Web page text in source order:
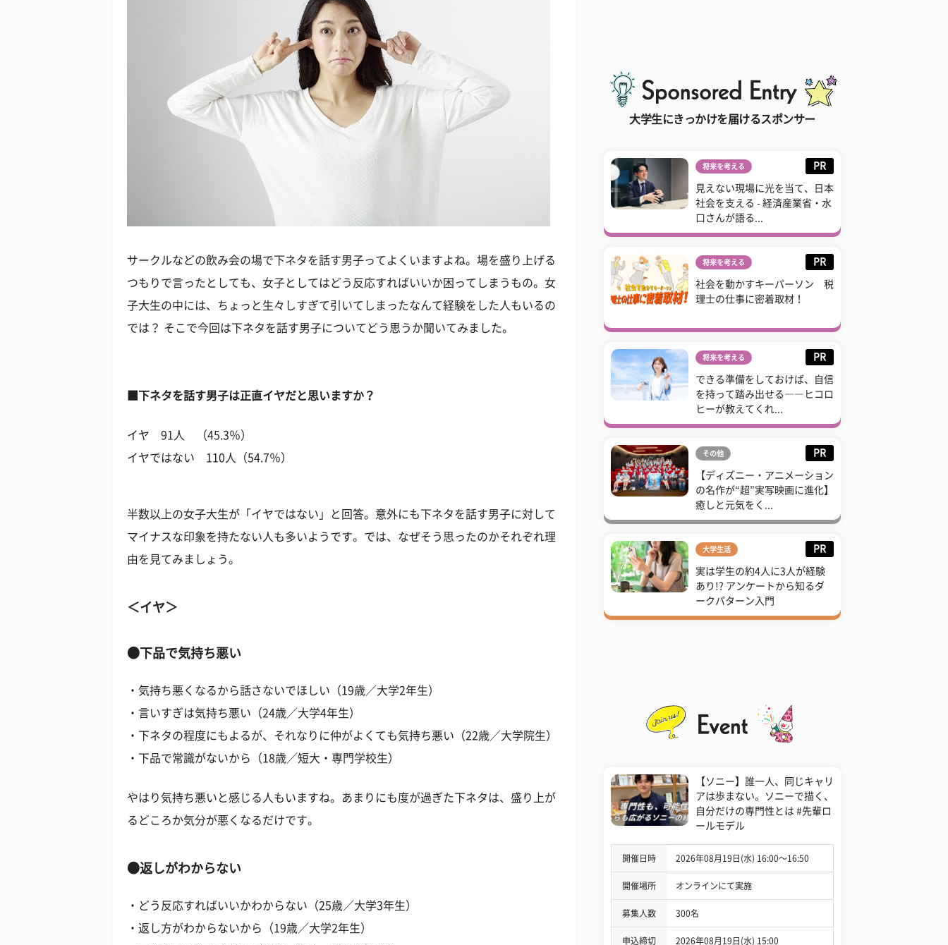
サークルなどの飲み会の場で下ネタを話す男子ってよくいますよね。場を盛り上げる
つもりで言ったとしても、女子としてはどう反応すればいいか困ってしまうもの。女
子大生の中には、ちょっと生々しすぎて引いてしまったなんて経験をした人もいるの
では？ そこで今回は下ネタを話す男子についてどう思うか聞いてみました。
■下ネタを話す男子は正直イヤだと思いますか？
イヤ 91人 （45.3％）
イヤではない 110人（54.7％）
半数以上の女子大生が「イヤではない」と回答。意外にも下ネタを話す男子に対して
マイナスな印象を持たない人も多いようです。では、なぜそう思ったのかそれぞれ理
由を見てみましょう。
＜イヤ＞
●下品で気持ち悪い
・気持ち悪くなるから話さないでほしい（19歳／大学2年生）
・言いすぎは気持ち悪い（24歳／大学4年生）
・下ネタの程度にもよるが、それなりに仲がよくても気持ち悪い（22歳／大学院生）
・下品で常識がないから（18歳／短大・専門学校生）
やはり気持ち悪いと感じる人もいますね。あまりにも度が過ぎた下ネタは、盛り上が
るどころか気分が悪くなるだけです。
●返しがわからない
・どう反応すればいいかわからない（25歳／大学3年生）
・返し方がわからないから（19歳／大学2年生）
大学生にきっかけを届けるスポンサー
将来を考える PR
見えない現場に光を当て、日本
社会を支える - 経済産業省・水
口さんが語る...
将来を考える PR
社会を動かすキーパーソン 税
理士の仕事に密着取材！
将来を考える PR
できる準備をしておけば、自信
を持って踏み出せる――ヒコロ
ヒーが教えてくれ...
その他 PR
【ディズニー・アニメーション
の名作が“超”実写映画に進化】
癒しと元気をく...
大学生活 PR
実は学生の約4人に3人が経験
あり!? アンケートから知るダ
ークパターン入門
【ソニー】誰一人、同じキャリ
アは歩まない。ソニーで描く、
自分だけの専門性とは #先輩ロ
ールモデル
開催日時 2026年08月19日(水) 16:00〜16:50
開催場所 オンラインにて実施
募集人数 300名
申込締切 2026年08月19日(水) 15:00